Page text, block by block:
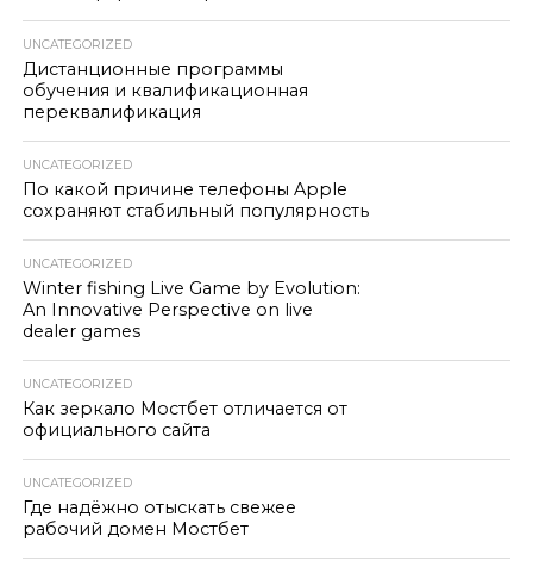
UNCATEGORIZED
Дистанционные программы
обучения и квалификационная
переквалификация
UNCATEGORIZED
По какой причине телефоны Apple
сохраняют стабильный популярность
UNCATEGORIZED
Winter fishing Live Game by Evolution:
An Innovative Perspective on live
dealer games
UNCATEGORIZED
Как зеркало Мостбет отличается от
официального сайта
UNCATEGORIZED
Где надёжно отыскать свежее
рабочий домен Мостбет